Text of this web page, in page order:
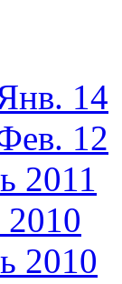
14
12
2011
2010